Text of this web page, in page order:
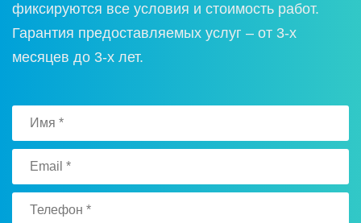
фиксируются все условия и стоимость работ.
Гарантия предоставляемых услуг – от 3-х
месяцев до 3-х лет.